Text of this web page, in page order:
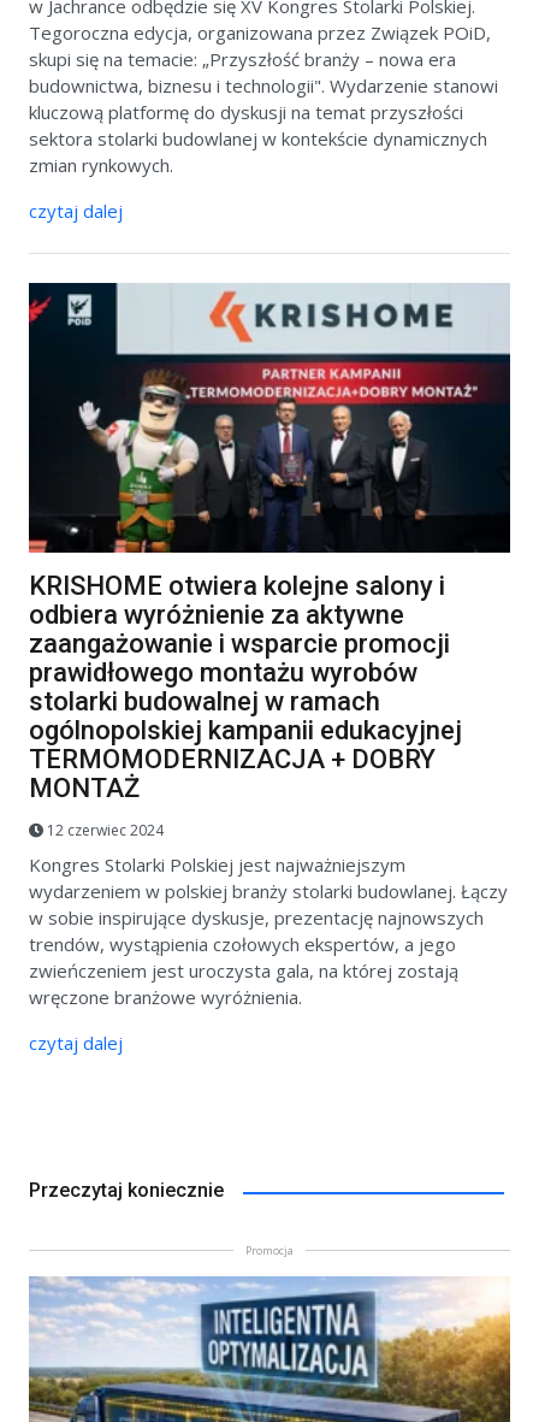
w Jachrance odbędzie się XV Kongres Stolarki Polskiej.
Tegoroczna edycja, organizowana przez Związek POiD,
skupi się na temacie: „Przyszłość branży – nowa era
budownictwa, biznesu i technologii". Wydarzenie stanowi
kluczową platformę do dyskusji na temat przyszłości
sektora stolarki budowlanej w kontekście dynamicznych
zmian rynkowych.
czytaj dalej
KRISHOME otwiera kolejne salony i
odbiera wyróżnienie za aktywne
zaangażowanie i wsparcie promocji
prawidłowego montażu wyrobów
stolarki budowalnej w ramach
ogólnopolskiej kampanii edukacyjnej
TERMOMODERNIZACJA + DOBRY
MONTAŻ
12 czerwiec 2024
Kongres Stolarki Polskiej jest najważniejszym
wydarzeniem w polskiej branży stolarki budowlanej. Łączy
w sobie inspirujące dyskusje, prezentację najnowszych
trendów, wystąpienia czołowych ekspertów, a jego
zwieńczeniem jest uroczysta gala, na której zostają
wręczone branżowe wyróżnienia.
czytaj dalej
Przeczytaj koniecznie
Promocja